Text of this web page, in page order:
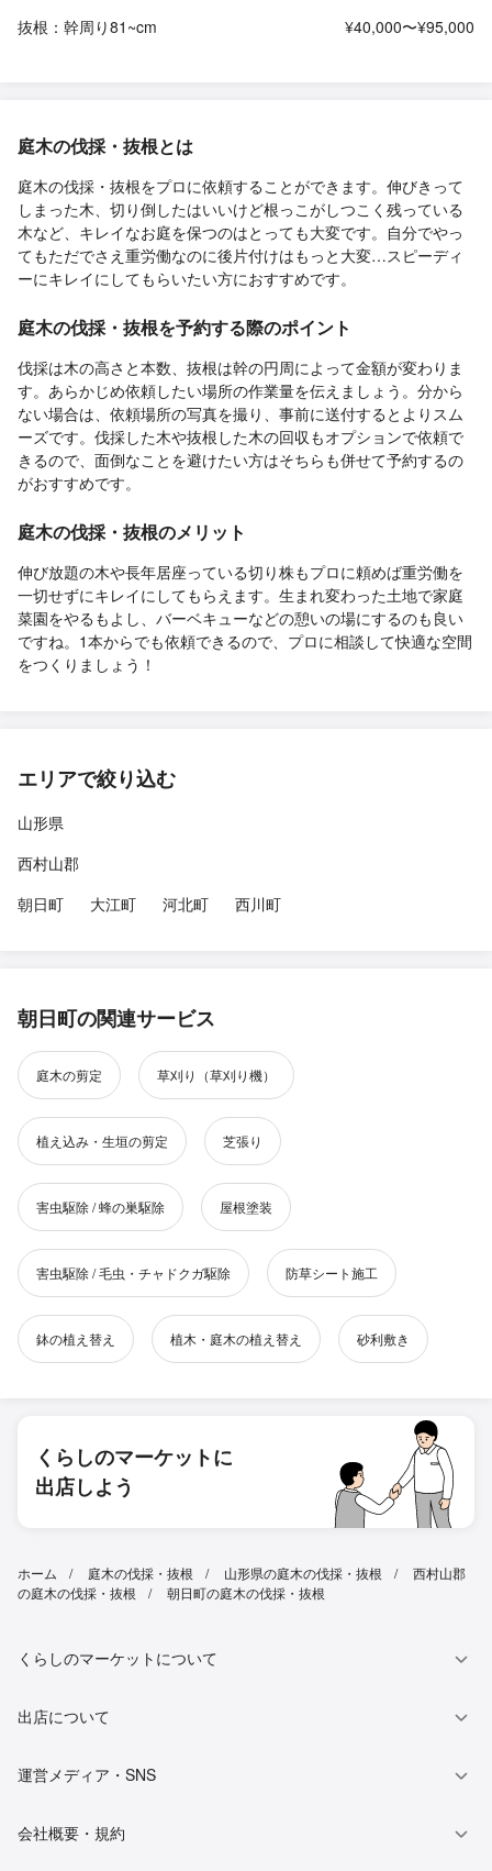
抜根：幹周り81~cm
¥40,000〜¥95,000
庭木の伐採・抜根とは
庭木の伐採・抜根をプロに依頼することができます。伸びきって
しまった木、切り倒したはいいけど根っこがしつこく残っている
木など、キレイなお庭を保つのはとっても大変です。自分でやっ
てもただでさえ重労働なのに後片付けはもっと大変…スピーディ
ーにキレイにしてもらいたい方におすすめです。
庭木の伐採・抜根を予約する際のポイント
伐採は木の高さと本数、抜根は幹の円周によって金額が変わりま
す。あらかじめ依頼したい場所の作業量を伝えましょう。分から
ない場合は、依頼場所の写真を撮り、事前に送付するとよりスム
ーズです。伐採した木や抜根した木の回収もオプションで依頼で
きるので、面倒なことを避けたい方はそちらも併せて予約するの
がおすすめです。
庭木の伐採・抜根のメリット
伸び放題の木や長年居座っている切り株もプロに頼めば重労働を
一切せずにキレイにしてもらえます。生まれ変わった土地で家庭
菜園をやるもよし、バーベキューなどの憩いの場にするのも良い
ですね。1本からでも依頼できるので、プロに相談して快適な空間
をつくりましょう！
エリアで絞り込む
山形県
西村山郡
朝日町
大江町 河北町 西川町
朝日町の関連サービス
庭木の剪定 草刈り（草刈り機）
植え込み・生垣の剪定 芝張り
害虫駆除 / 蜂の巣駆除 屋根塗装
害虫駆除 / 毛虫・チャドクガ駆除 防草シート施工
鉢の植え替え 植木・庭木の植え替え 砂利敷き
くらしのマーケットに
出店しよう
ホーム 庭木の伐採・抜根 山形県の庭木の伐採・抜根
西村山郡
の庭木の伐採・抜根
朝日町の庭木の伐採・抜根
くらしのマーケットについて
出店について
運営メディア・SNS
会社概要・規約